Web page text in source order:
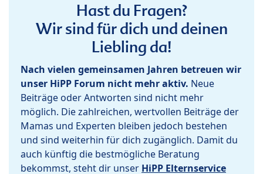
Hast du Fragen?
Wir sind für dich und deinen
Liebling da!
Nach vielen gemeinsamen Jahren betreuen wir
unser HiPP Forum nicht mehr aktiv. Neue
Beiträge oder Antworten sind nicht mehr
möglich. Die zahlreichen, wertvollen Beiträge der
Mamas und Experten bleiben jedoch bestehen
und sind weiterhin für dich zugänglich. Damit du
auch künftig die bestmögliche Beratung
bekommst, steht dir unser HiPP Elternservice